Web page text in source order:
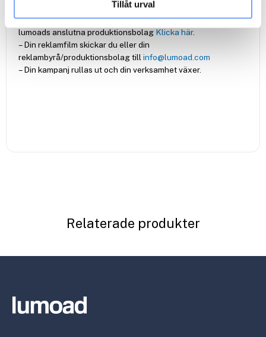
Tillåt urval
av oss på lumoad via mail.
– Vid behov kan produktion av reklamfilm ordnas genom
lumoads anslutna produktionsbolag Klicka här.
– Din reklamfilm skickar du eller din
reklambyrå/produktionsbolag till info@lumoad.com
– Din kampanj rullas ut och din verksamhet växer.
Relaterade produkter